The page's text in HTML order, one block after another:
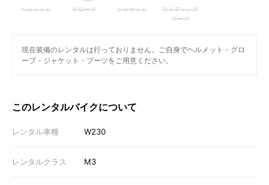
ヘルメット グローブ ジャケット
ライディング
ブーツ
現在装備のレンタルは行っておりません。ご自身でヘルメット・グロ
ーブ・ジャケット・ブーツをご用意ください。
このレンタルバイクについて
レンタル車種 W230
レンタルクラス M3